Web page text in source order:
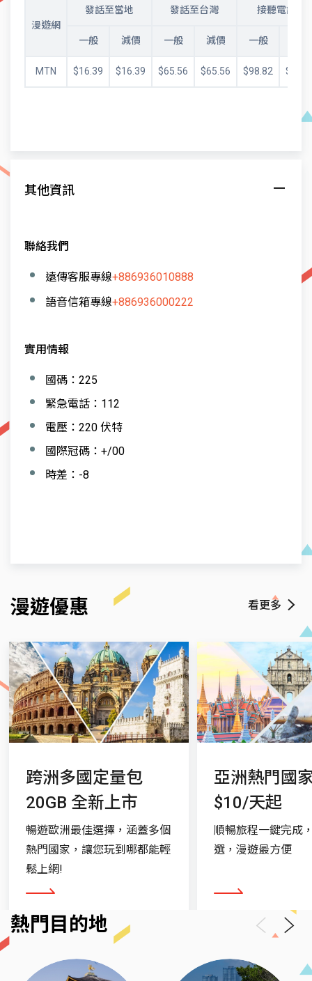
漫遊網
發話至當地 發話至台灣 接聽電話
一般 減價 一般 減價 一般
MTN $16.39 $16.39 $65.56 $65.56 $98.82 $92.1
其他資訊
聯絡我們
遠傳客服專線+886936010888
語音信箱專線+886936000222
實用情報
國碼：225
緊急電話：112
電壓：220 伏特
國際冠碼：+/00
時差：-8
漫遊優惠
跨洲多國定量包
20GB 全新上市
暢遊歐洲最佳選擇，涵蓋多個
熱門國家，讓您玩到哪都能輕
鬆上網!
看更多
亞洲熱門國
$10/天起
順暢旅程一鍵完成
選，漫遊最方便
看更多
看更多
熱門目的地 PreviousNext